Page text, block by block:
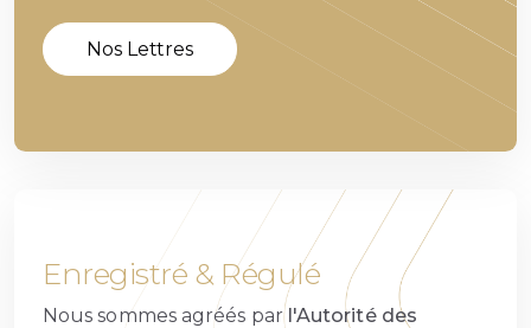
Nos Lettres
Enregistré & Régulé
Nous sommes agréés parl'Autorité des